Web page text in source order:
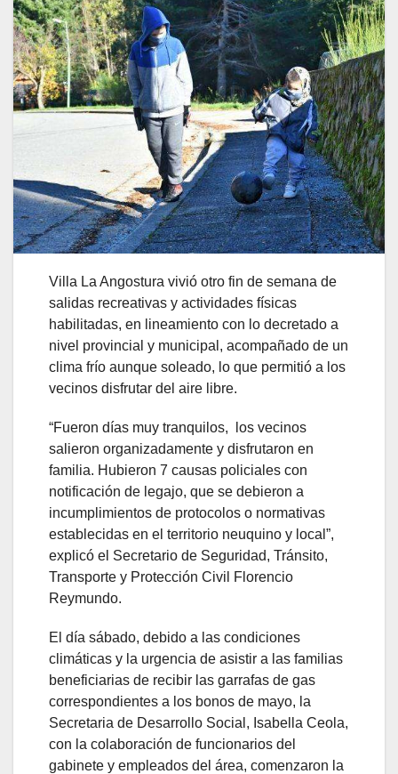
Villa La Angostura vivió otro fin de semana de
salidas recreativas y actividades físicas
habilitadas, en lineamiento con lo decretado a
nivel provincial y municipal, acompañado de un
clima frío aunque soleado, lo que permitió a los
vecinos disfrutar del aire libre.
“Fueron días muy tranquilos, los vecinos
salieron organizadamente y disfrutaron en
familia. Hubieron 7 causas policiales con
notificación de legajo, que se debieron a
incumplimientos de protocolos o normativas
establecidas en el territorio neuquino y local”,
explicó el Secretario de Seguridad, Tránsito,
Transporte y Protección Civil Florencio
Reymundo.
El día sábado, debido a las condiciones
climáticas y la urgencia de asistir a las familias
beneficiarias de recibir las garrafas de gas
correspondientes a los bonos de mayo, la
Secretaria de Desarrollo Social, Isabella Ceola,
con la colaboración de funcionarios del
gabinete y empleados del área, comenzaron la